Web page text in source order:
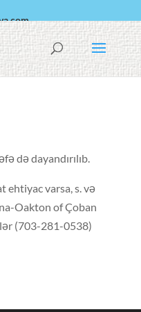
də dayandırılıb.
varsa, s. və
Oakton of Çoban
(703-281-0538)